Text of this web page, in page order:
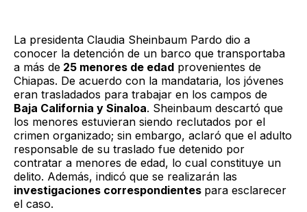
La presidenta Claudia Sheinbaum Pardo dio a
conocer la detención de un barco que transportaba
a más de 25 menores de edad provenientes de
Chiapas. De acuerdo con la mandataria, los jóvenes
eran trasladados para trabajar en los campos de
Baja California y Sinaloa. Sheinbaum descartó que
los menores estuvieran siendo reclutados por el
crimen organizado; sin embargo, aclaró que el adulto
responsable de su traslado fue detenido por
contratar a menores de edad, lo cual constituye un
delito. Además, indicó que se realizarán las
investigaciones correspondientes para esclarecer
el caso.